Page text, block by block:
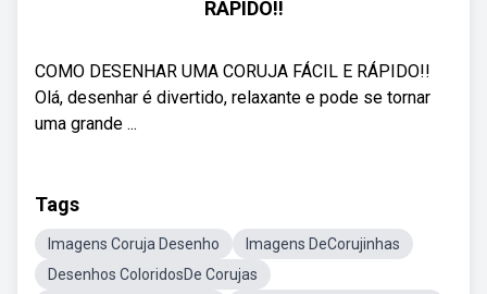
RÁPIDO!!
COMO DESENHAR UMA CORUJA FÁCIL E RÁPIDO!!
Olá, desenhar é divertido, relaxante e pode se tornar
uma grande ...
Tags
Imagens Coruja Desenho
Imagens DeCorujinhas
Desenhos ColoridosDe Corujas